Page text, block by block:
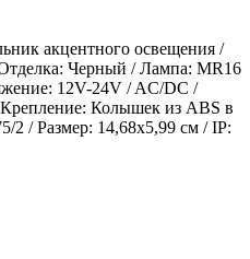
акцентного освещения /
Черный / Лампа: MR16
12V-24V / AC/DC /
Колышек из ABS в
2 / Размер: 14,68х5,99 см / IP: